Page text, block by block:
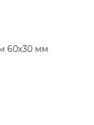
60х30 мм